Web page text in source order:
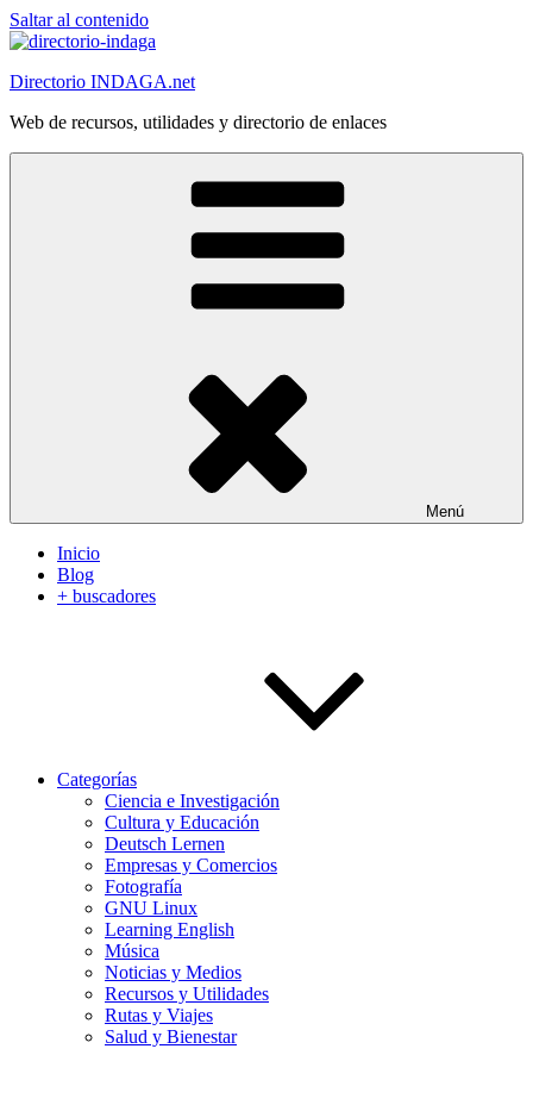
Saltar al contenido
Directorio INDAGA.net
Web de recursos, utilidades y directorio de enlaces
Menú
Inicio
Blog
+ buscadores
Categorías
Ciencia e Investigación
Cultura y Educación
Deutsch Lernen
Empresas y Comercios
Fotografía
GNU Linux
Learning English
Música
Noticias y Medios
Recursos y Utilidades
Rutas y Viajes
Salud y Bienestar